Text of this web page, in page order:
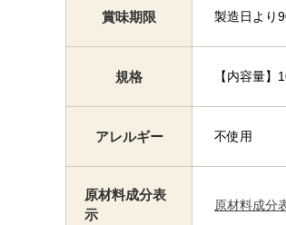
賞味期限 製造日より
規格 【内容量】
アレルギー 不使用
原材料成分表
示
原材料成分